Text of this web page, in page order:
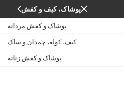
پوشاک، کیف و کفش
پوشاک و کفش مردانه
کیف، کوله، چمدان و ساک
پوشاک و کفش زنانه
خانه / پارچه / پلیسه /